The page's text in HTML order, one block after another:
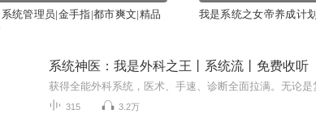
统管理员|金手指|都市爽文|精品
我是系统之女帝养成计划
系统神医：我是外科之王丨系统流丨免费收听
315 3.2万